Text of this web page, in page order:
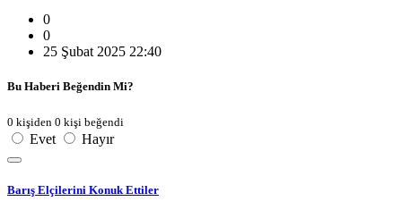
0
0
25 Şubat 2025 22:40
Bu Haberi Beğendin Mi?
0 kişiden 0 kişi beğendi
Evet Hayır
Barış Elçilerini Konuk Ettiler